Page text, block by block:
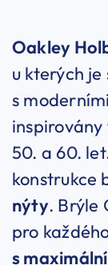
Oakley
u kterých je
s
50. a 60.
konstrukce
nýty. Brýle
pro
s